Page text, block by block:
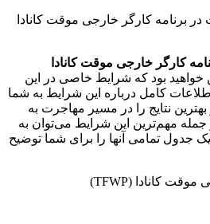
برنامه کارگر خارجی موقت کانادا
کارگر خارجی موقت کانادا
خواهید بود که شرایط خاصی در این
کامل درباره این شرایط به شما
بهترین نتایج را در مسیر مهاجرت به
جمله مهم‌ترین این شرایط می‌توان به
جدول تمامی آنها را برای شما توضیح